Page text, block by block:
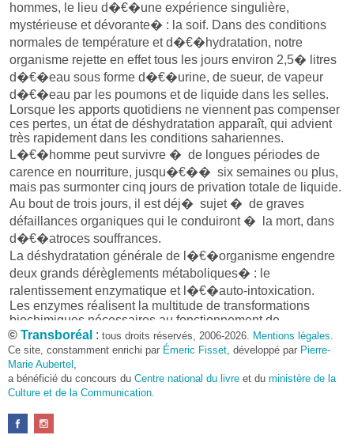
hommes, le lieu d�€�une expérience singulière,
mystérieuse et dévorante� : la soif. Dans des conditions
normales de température et d�€�hydratation, notre
organisme rejette en effet tous les jours environ 2,5� litres
d�€�eau sous forme d�€�urine, de sueur, de vapeur
d�€�eau par les poumons et de liquide dans les selles.
Lorsque les apports quotidiens ne viennent pas compenser
ces pertes, un état de déshydratation apparaît, qui advient
très rapidement dans les conditions sahariennes.
L�€�homme peut survivre � de longues périodes de
carence en nourriture, jusqu�€�� six semaines ou plus,
mais pas surmonter cinq jours de privation totale de liquide.
Au bout de trois jours, il est déj� sujet � de graves
défaillances organiques qui le conduiront � la mort, dans
d�€�atroces souffrances.
La déshydratation générale de l�€�organisme engendre
deux grands dérèglements métaboliques� : le
ralentissement enzymatique et l�€�auto-intoxication.
Les enzymes réalisent la multitude de transformations
biochimiques nécessaires au fonctionnement de
l�€�organisme. Pour leur activité, elles ont besoin
d�€�un environnement abondamment pourvu en eau, afin
de disposer d�€�un vaste espace dans lequel travailler.
Elles ne peuvent pas remplir correctement leur fonction si le
milieu dans lequel elles évoluent est encombré par
d�€�autres types d�€�enzymes et par toutes les
substances sur lesquelles elles agissent ou qui résultent de
© Transboréal : tous droits réservés, 2006-2026. Mentions légales.
Ce site, constamment enrichi par Émeric Fisset, développé par Pierre-
Marie Aubertel ,
a bénéficié du concours du Centre national du livre et du ministère de la
Culture et de la Communication.